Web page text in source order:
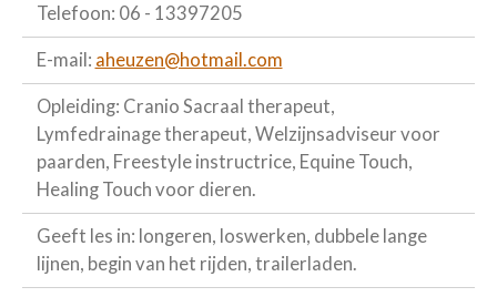
Telefoon: 06 - 13397205
E-mail: aheuzen@hotmail.com
Opleiding: Cranio Sacraal therapeut,
Lymfedrainage therapeut, Welzijnsadviseur voor
paarden, Freestyle instructrice, Equine Touch,
Healing Touch voor dieren.
Geeft les in: longeren, loswerken, dubbele lange
lijnen, begin van het rijden, trailerladen.